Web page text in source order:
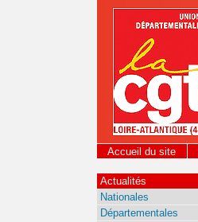
Panneau de gestion des cookies
Accueil du site
Actualités
Nationales
Départementales